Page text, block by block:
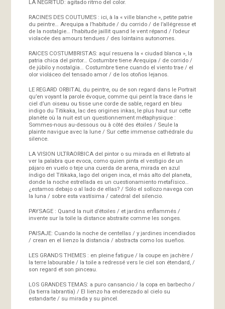
LA NEGRITUD: agitado ritmo del color.
RACINES DES COUTUMES : ici, à la « ville blanche », petite patrie
du peintre… Arequipa a l’habitude / du corrido / de l’allégresse et
de la nostalgie… l’habitude jaillit quand le vent répand / l’odeur
violacée des amours tendues / des lointains autonomes.
RAICES COSTUMBRISTAS: aquí resuena la « ciudad blanca », la
patria chica del pintor… Costumbre tiene Arequipa / de corrido /
de júbilo y nostalgia… Costumbre tiene cuando el viento trae / el
olor violáceo del tensado amor / de los otoños lejanos.
LE REGARD ORBITAL du peintre, ou de son regard dans le Portrait
qu’en voyant la parole évoque, comme qui peint la trace dans le
ciel d’un oiseau ou tisse une corde de sable, regard en bleu
indigo du Titikaka, lac des origines inkas, le plus haut sur cette
planète où la nuit est un questionnement métaphysique :
Sommes-nous au-dessous ou à côté des étoiles / Seule la
plainte navigue avec la lune / Sur cette immense cathédrale du
silence.
LA VISION ULTRAORBICA del pintor o su mirada en el Retrato al
ver la palabra que evoca, como quien pinta el vestigio de un
pájaro en vuelo o teje una cuerda de arena, mirada en azul
índigo del Titikaka, lago del origen inca, el más alto del planeta,
donde la noche estrellada es un cuestionamiento metafísico…
¿estamos debajo o al lado de ellas? / Sólo el sollozo navega con
la luna / sobre esta vastísima / catedral del silencio.
PAYSAGE : Quand la nuit d’étoiles / et jardins enflammés /
invente sur la toile la distance abstraite comme les songes.
PAISAJE: Cuando la noche de centellas / y jardines incendiados
/ crean en el lienzo la distancia / abstracta como los sueños.
LES GRANDS THEMES : en pleine fatigue / la coupe en jachère /
la terre labourable / la toile a redressé vers le ciel son étendard, /
son regard et son pinceau.
LOS GRANDES TEMAS: a puro cansancio / la copa en barbecho /
(la tierra labrantía) / El lienzo ha enderezado al cielo su
estandarte / su mirada y su pincel.